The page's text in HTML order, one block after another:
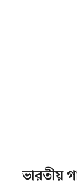
ভারতীয়